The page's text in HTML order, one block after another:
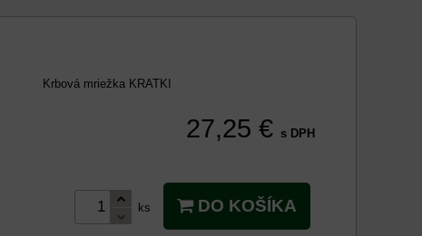
Krbová mriežka KRATKI
27,25 € s DPH
ks DO KOŠÍKA